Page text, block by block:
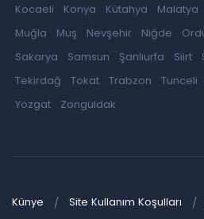
Kocaeli
Konya Kütahya Malatya
Muğla
Muş Nevşehir Niğde
Sakarya
Samsun Şanlıurfa Siirt
Tekirdağ
Tokat Trabzon Tunceli
Yozgat
Zonguldak
Künye Site Kullanım Koşulları